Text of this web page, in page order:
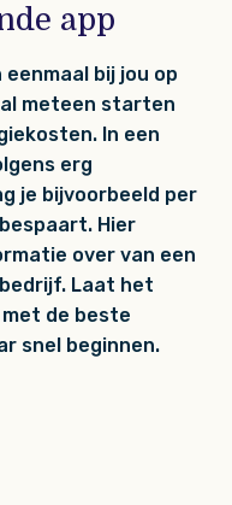
app
bij jou op
meteen starten
In een
erg
je bijvoorbeeld per
Hier
over van een
Laat het
de beste
snel beginnen.